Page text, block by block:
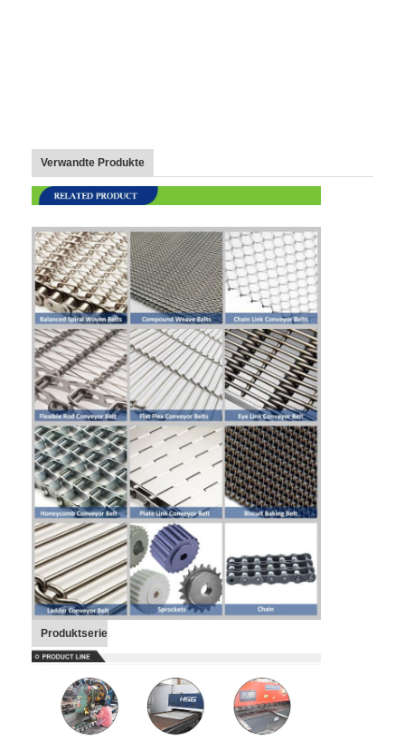
Gewundener Gefrierschrank-Gurt
Oven Conveyor Belt
Verwandte Produkte
Produktserie